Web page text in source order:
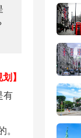
】
有